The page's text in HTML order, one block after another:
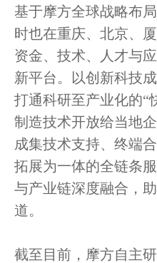
基于摩方全球战略布
时也在重庆、北京、
资金、技术、人才与
新平台。以创新科技
打通科研至产业化的“
制造技术开放给当地
成集技术支持、终端
拓展为一体的全链条
与产业链深度融合，
道。
截至目前，摩方自主